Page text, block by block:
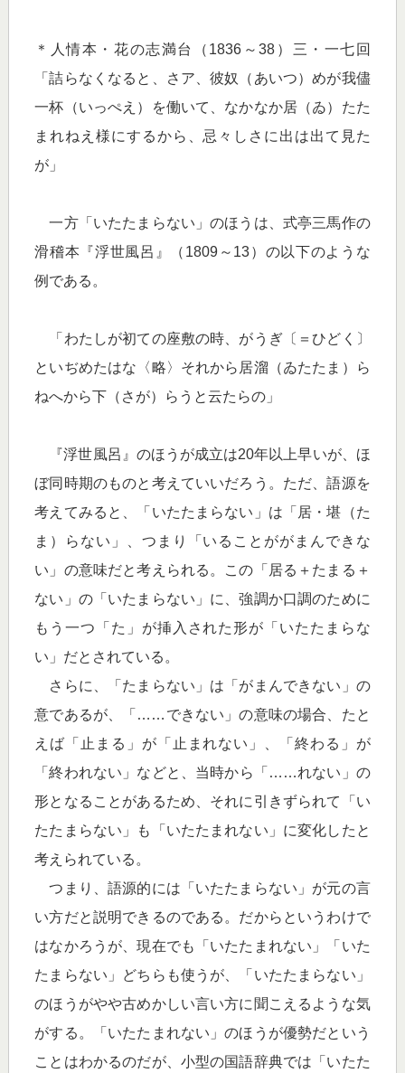
＊人情本・花の志満台（1836～38）三・一七回
「詰らなくなると、さア、彼奴（あいつ）めが我儘
一杯（いっぺえ）を働いて、なかなか居（ゐ）たた
まれねえ様にするから、忌々しさに出は出て見た
が」
一方「いたたまらない」のほうは、式亭三馬作の
滑稽本『浮世風呂』（1809～13）の以下のような
例である。
「わたしが初ての座敷の時、がうぎ〔＝ひどく〕
といぢめたはな〈略〉それから居溜（ゐたたま）ら
ねへから下（さが）らうと云たらの」
『浮世風呂』のほうが成立は20年以上早いが、ほ
ぼ同時期のものと考えていいだろう。ただ、語源を
考えてみると、「いたたまらない」は「居・堪（た
ま）らない」、つまり「いることががまんできな
い」の意味だと考えられる。この「居る＋たまる＋
ない」の「いたまらない」に、強調か口調のために
もう一つ「た」が挿入された形が「いたたまらな
い」だとされている。
さらに、「たまらない」は「がまんできない」の
意であるが、「……できない」の意味の場合、たと
えば「止まる」が「止まれない」、「終わる」が
「終われない」などと、当時から「……れない」の
形となることがあるため、それに引きずられて「い
たたまらない」も「いたたまれない」に変化したと
考えられている。
つまり、語源的には「いたたまらない」が元の言
い方だと説明できるのである。だからというわけで
はなかろうが、現在でも「いたたまれない」「いた
たまらない」どちらも使うが、「いたたまらない」
のほうがやや古めかしい言い方に聞こえるような気
がする。「いたたまれない」のほうが優勢だという
ことはわかるのだが、小型の国語辞典では「いたた